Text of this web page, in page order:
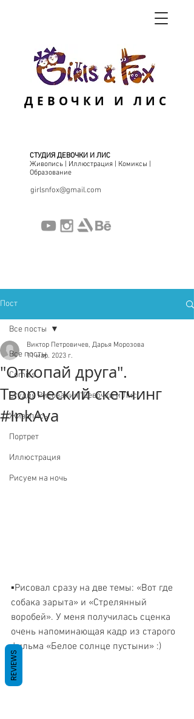
СТУДИЯ ДЕВОЧКИ И ЛИС
Живопись | Иллюстрация | Комиксы |
Образование
girlsnfox@gmail.com
ДЕВОЧКИ И ЛИС
Пост
Все посты
Comics
Студия Рисования "Девочки и Лис"
Живопись
Портрет
Иллюстрация
Рисуем на ночь
Все посты
"Откопай друга".
Творческий скетчинг
#InkAva
Виктор Петровичев, Дарья Морозова
11 мар. 2023 г.
▪️Рисовал сразу на две темы: «Вот где
собака зарыта» и «Стрелянный
воробей». У меня получилась сценка
очень напоминающая кадр из старого
фильма «Белое солнце пустыни» :)
REVIEWS